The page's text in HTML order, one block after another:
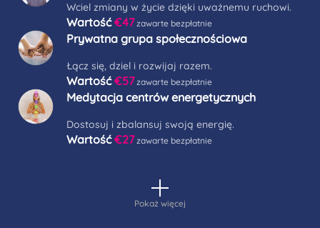
Wciel zmiany w życie dzięki uważnemu ruchowi.
Wartość€47zawarte bezpłatnie
Prywatna grupa społecznościowa
Łącz się, dziel i rozwijaj razem.
Wartość€57zawarte bezpłatnie
Medytacja centrów energetycznych
Dostosuj i zbalansuj swoją energię.
Wartość€27zawarte bezpłatnie
Pokaż więcej